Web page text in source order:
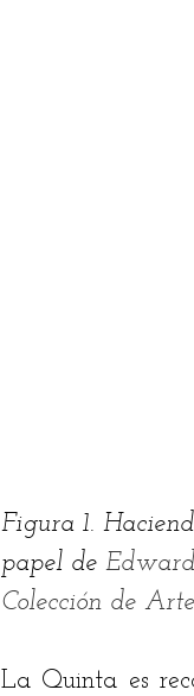
Figura 1.
papel de
Colección de
La Quinta es